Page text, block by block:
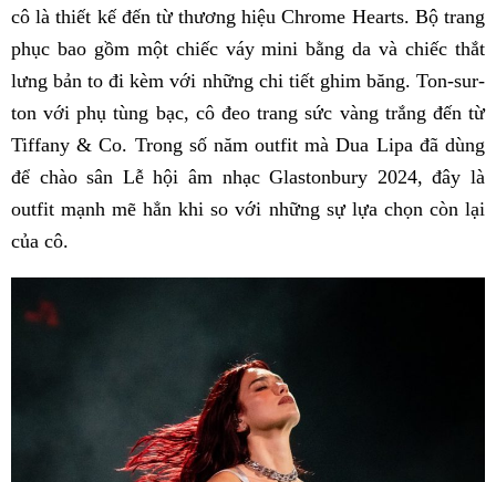
cô là thiết kế đến từ thương hiệu Chrome Hearts. Bộ trang
phục bao gồm một chiếc váy mini bằng da và chiếc thắt
lưng bản to đi kèm với những chi tiết ghim băng. Ton-sur-
ton với phụ tùng bạc, cô đeo trang sức vàng trắng đến từ
Tiffany & Co. Trong số năm outfit mà Dua Lipa đã dùng
để chào sân Lễ hội âm nhạc Glastonbury 2024, đây là
outfit mạnh mẽ hẳn khi so với những sự lựa chọn còn lại
của cô.